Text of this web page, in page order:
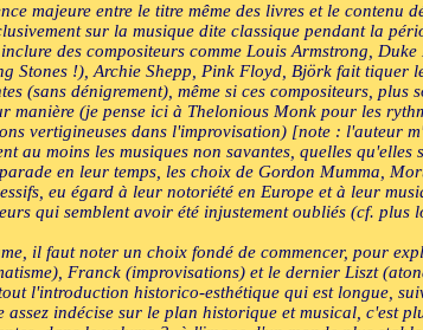
majeure entre le titre même des livres et le contenu
sur la musique dite classique pendant la
des compositeurs comme Louis Armstrong,
Stones !), Archie Shepp, Pink Floyd, Björk fait
(sans dénigrement), même si ces compositeurs,
manière (je pense ici à Thelonious Monk pour les
vertigineuses dans l'improvisation) [note : l'auteur
au moins les musiques non savantes, quelles
en leur temps, les choix de Gordon Mumma,
eu égard à leur notoriété en Europe et à leur
qui semblent avoir été injustement oubliés (cf. plus
il faut noter un choix fondé de commencer, pour
Franck (improvisations) et le dernier Liszt
l'introduction historico-esthétique qui est longue,
indécise sur le plan historique et musical, c'est